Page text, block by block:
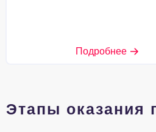
Подробнее
Этапы оказания